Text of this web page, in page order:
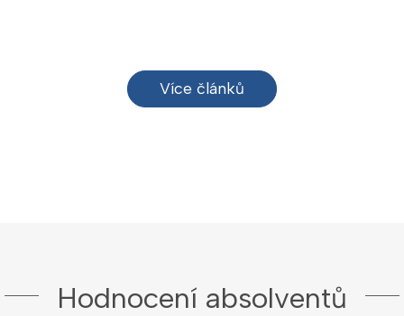
Více článků
Hodnocení absolventů